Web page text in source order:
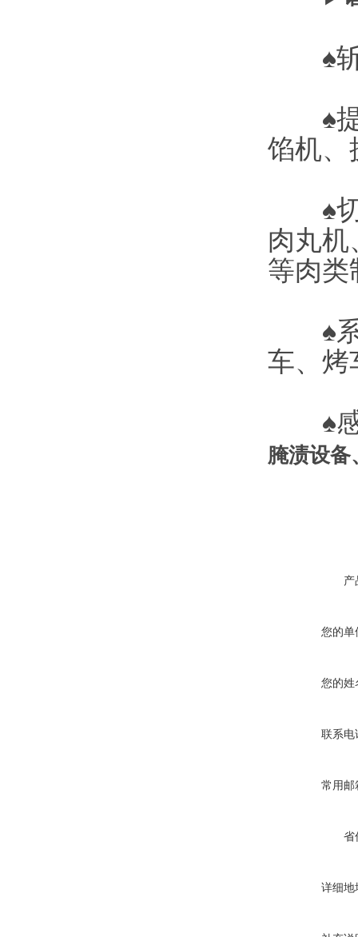
♠斩
♠提
馅机、
♠切
肉丸机
等肉类
♠系
车、烤
♠感
腌渍设备
产
您的单
您的姓
联系电
常用邮
省
详细地